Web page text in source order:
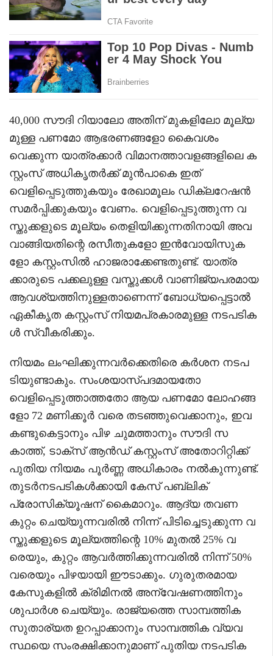
40,000 സൗദി റിയാലോ അതിന് മുകളിലോ മൂല്യ
മുള്ള പണമോ ആഭരണങ്ങളോ കൈവശം
വെക്കുന്ന യാത്രക്കാർ വിമാനത്താവളങ്ങളിലെ ക
സ്റ്റംസ് അധികൃതർക്ക് മുൻപാകെ ഇത്
വെളിപ്പെടുത്തുകയും രേഖാമൂലം ഡിക്ലറേഷൻ
സമർപ്പിക്കുകയും വേണം. വെളിപ്പെടുത്തുന്ന വ
സ്തുക്കളുടെ മൂല്യം തെളിയിക്കുന്നതിനായി അവ
വാങ്ങിയതിന്റെ രസീതുകളോ ഇൻവോയിസുക
ളോ കസ്റ്റംസിൽ ഹാജരാക്കേണ്ടതുണ്ട്. യാത്ര
ക്കാരുടെ പക്കലുള്ള വസ്തുക്കൾ വാണിജ്യപരമായ
ആവശ്യത്തിനുള്ളതാണെന്ന് ബോധ്യപ്പെട്ടാൽ
ഏകീകൃത കസ്റ്റംസ് നിയമപ്രകാരമുള്ള നടപടിക
ൾ സ്വീകരിക്കും.
നിയമം ലംഘിക്കുന്നവർക്കെതിരെ കർശന നടപ
ടിയുണ്ടാകും. സംശയാസ്പദമായതോ
വെളിപ്പെടുത്താത്തതോ ആയ പണമോ ലോഹങ്ങ
ളോ 72 മണിക്കൂർ വരെ തടഞ്ഞുവെക്കാനും, ഇവ
കണ്ടുകെട്ടാനും പിഴ ചുമത്താനും സൗദി സ
കാത്ത്, ടാക്സ് ആൻഡ് കസ്റ്റംസ് അതോറിറ്റിക്ക്
പുതിയ നിയമം പൂർണ്ണ അധികാരം നൽകുന്നുണ്ട്.
തുടർനടപടികൾക്കായി കേസ് പബ്ലിക്
പ്രോസിക്യൂഷന് കൈമാറും. ആദ്യ തവണ
കുറ്റം ചെയ്യുന്നവരിൽ നിന്ന് പിടിച്ചെടുക്കുന്ന വ
സ്തുക്കളുടെ മൂല്യത്തിന്റെ 10% മുതൽ 25% വ
രെയും, കുറ്റം ആവർത്തിക്കുന്നവരിൽ നിന്ന് 50%
വരെയും പിഴയായി ഈടാക്കും. ഗുരുതരമായ
കേസുകളിൽ ക്രിമിനൽ അന്വേഷണത്തിനും
ശുപാർശ ചെയ്യും. രാജ്യത്തെ സാമ്പത്തിക
സുതാര്യത ഉറപ്പാക്കാനും സാമ്പത്തിക വ്യവ
സ്ഥയെ സംരക്ഷിക്കാനുമാണ് പുതിയ നടപടിക